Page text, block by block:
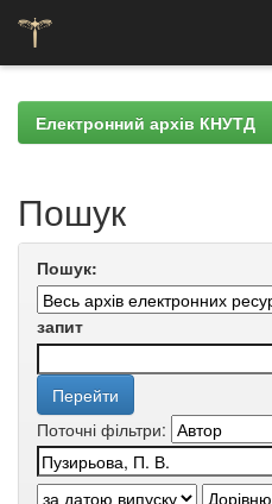
navigationЕлектронний архів КНУТД
Пошук
Пошук:
запит
Поточні фільтри: